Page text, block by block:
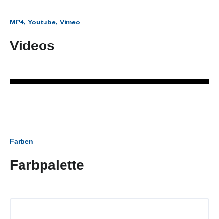
MP4, Youtube, Vimeo
Videos
Farben
Farbpalette